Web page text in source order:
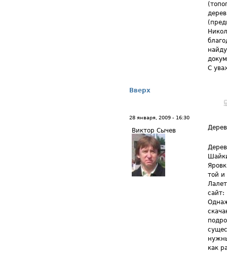
С
Вверх
28 января, 2009 - 16:30
Виктор Сычев
той и
сайт:
как